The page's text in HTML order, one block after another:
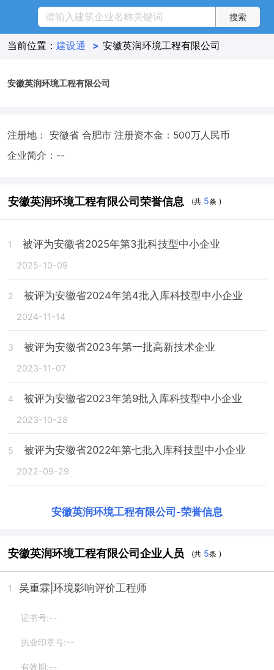
当前位置： 建设通 > 安徽英润环境工程有限公司
安徽英润环境工程有限公司
注册地： 安徽省 合肥市 注册资本金：500万人民币
企业简介：--
安徽英润环境工程有限公司荣誉信息 (共 5条 )
1 被评为安徽省2025年第3批科技型中小企业
2025-10-09
2 被评为安徽省2024年第4批入库科技型中小企业
2024-11-14
3 被评为安徽省2023年第一批高新技术企业
2023-11-07
4 被评为安徽省2023年第9批入库科技型中小企业
2023-10-28
5 被评为安徽省2022年第七批入库科技型中小企业
2022-09-29
安徽英润环境工程有限公司 -荣誉信息
安徽英润环境工程有限公司企业人员 (共 5条 )
1 吴重霖 |环境影响评价工程师
证书号:--
执业印章号:--
有效期:--